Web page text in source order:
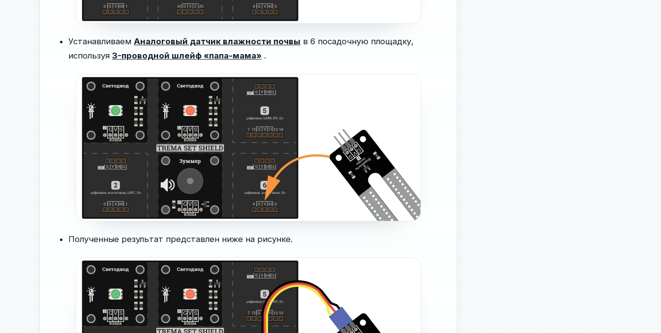
Устанавливаем Аналоговый датчик влажности почвы в 6 посадочную площадку,
используя 3-проводной шлейф «папа-мама» .
Полученные результат представлен ниже на рисунке.